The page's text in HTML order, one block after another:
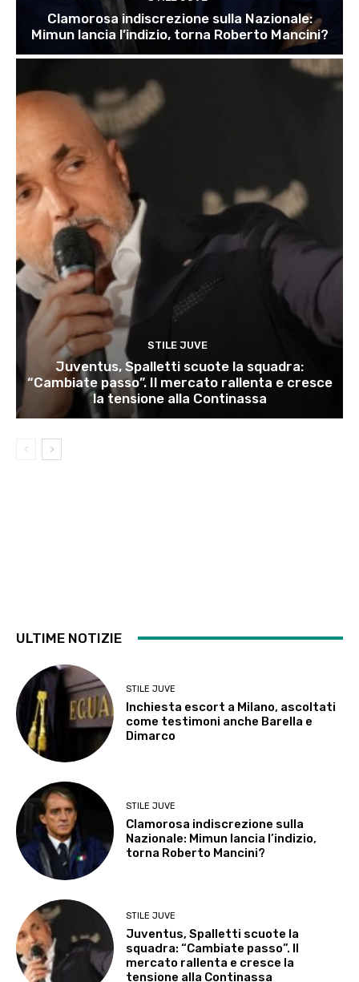
Clamorosa indiscrezione sulla Nazionale:
Mimun lancia l’indizio, torna Roberto Mancini?
STILE JUVE
Juventus, Spalletti scuote la squadra:
“Cambiate passo”. Il mercato rallenta e cresce
la tensione alla Continassa
ULTIME NOTIZIE
STILE JUVE
Inchiesta escort a Milano, ascoltati
come testimoni anche Barella e
Dimarco
STILE JUVE
Clamorosa indiscrezione sulla
Nazionale: Mimun lancia l’indizio,
torna Roberto Mancini?
STILE JUVE
Juventus, Spalletti scuote la
squadra: “Cambiate passo”. Il
mercato rallenta e cresce la
tensione alla Continassa